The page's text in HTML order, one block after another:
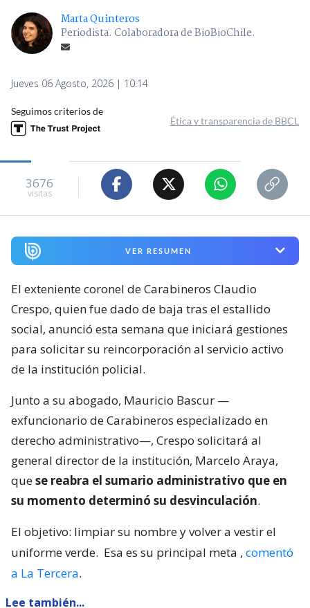
Marta Quinteros
Periodista. Colaboradora de BioBioChile.
Jueves 06 Agosto, 2026 | 10:14
Seguimos criterios de
Ética y transparencia de BBCL
3676
visitas
VER RESUMEN
El exteniente coronel de Carabineros Claudio
Crespo, quien fue dado de baja tras el estallido
social, anunció esta semana que iniciará gestiones
para solicitar su reincorporación al servicio activo
de la institución policial.
Junto a su abogado, Mauricio Bascur —
exfuncionario de Carabineros especializado en
derecho administrativo—, Crespo solicitará al
general director de la institución, Marcelo Araya,
quese reabra el sumario administrativo que en
su momento determinó su desvinculación.
El objetivo: limpiar su nombre y volver a vestir el
uniforme verde. Esa es su principal meta , comentó
a La Tercera.
Lee también...